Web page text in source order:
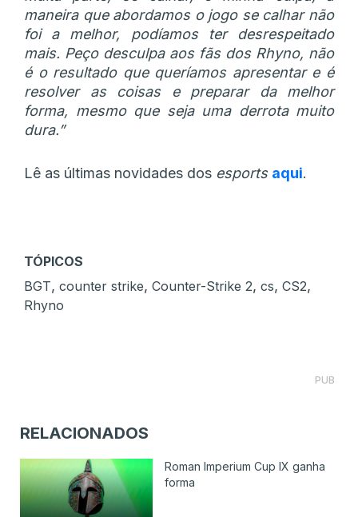
maneira que abordamos o jogo se calhar não
foi a melhor, podíamos ter desrespeitado
mais. Peço desculpa aos fãs dos Rhyno, não
é o resultado que queríamos apresentar e é
resolver as coisas e preparar da melhor
forma, mesmo que seja uma derrota muito
dura.”
Lê as últimas novidades dos esports aqui.
TÓPICOS
BGT, counter strike, Counter-Strike 2, cs, CS2,
Rhyno
PUB
RELACIONADOS
Roman Imperium Cup IX ganha
forma